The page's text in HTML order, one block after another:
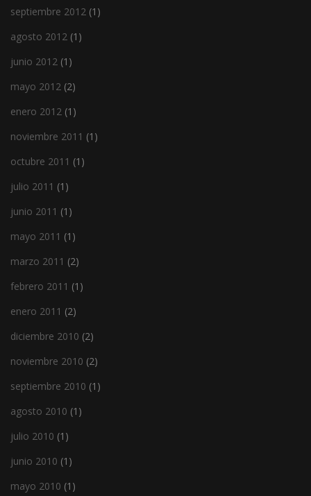
septiembre 2012 (1)
agosto 2012 (1)
junio 2012 (1)
mayo 2012 (2)
enero 2012 (1)
noviembre 2011 (1)
octubre 2011 (1)
julio 2011 (1)
junio 2011 (1)
mayo 2011 (1)
marzo 2011 (2)
febrero 2011 (1)
enero 2011 (2)
diciembre 2010 (2)
noviembre 2010 (2)
septiembre 2010 (1)
agosto 2010 (1)
julio 2010 (1)
junio 2010 (1)
mayo 2010 (1)